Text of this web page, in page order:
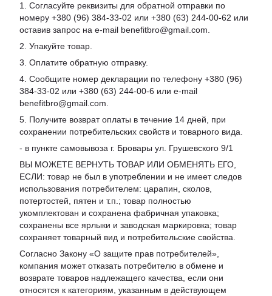
1. Согласуйте реквизиты для обратной отправки по
номеру +380 (96) 384-33-02 или +380 (63) 244-00-62 или
оставив запрос на e-mail benefitbro@gmail.com.
2. Упакуйте товар.
3. Оплатите обратную отправку.
4. Сообщите номер декларации по телефону +380 (96)
384-33-02 или +380 (63) 244-00-6 или e-mail
benefitbro@gmail.com.
5. Получите возврат оплаты в течение 14 дней, при
сохранении потребительских свойств и товарного вида.
- в пункте самовывоза г. Бровары ул. Грушевского 9/1
ВЫ МОЖЕТЕ ВЕРНУТЬ ТОВАР ИЛИ ОБМЕНЯТЬ ЕГО,
ЕСЛИ: товар не был в употреблении и не имеет следов
использования потребителем: царапин, сколов,
потертостей, пятен и т.п.; товар полностью
укомплектован и сохранена фабричная упаковка;
сохранены все ярлыки и заводская маркировка; товар
сохраняет товарный вид и потребительские свойства.
Согласно Закону «О защите прав потребителей»,
компания может отказать потребителю в обмене и
возврате товаров надлежащего качества, если они
относятся к категориям, указанным в действующем